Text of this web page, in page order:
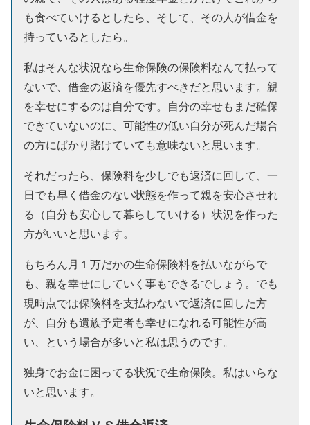
も食べていけるとしたら、そして、その人が借金を
持っているとしたら。
私はそんな状況なら生命保険の保険料なんて払って
ないで、借金の返済を優先すべきだと思います。親
を幸せにするのは自分です。自分の幸せもまだ確保
できていないのに、可能性の低い自分が死んだ場合
の方にばかり賭けていても意味ないと思います。
それだったら、保険料を少しでも返済に回して、一
日でも早く借金のない状態を作って親を安心させれ
る（自分も安心して暮らしていける）状況を作った
方がいいと思います。
もちろん月１万だかの生命保険料を払いながらで
も、親を幸せにしていく事もできるでしょう。でも
現時点では保険料を支払わないで返済に回した方
が、自分も遺族予定者も幸せになれる可能性が高
い、という場合が多いと私は思うのです。
独身でお金に困ってる状況で生命保険。私はいらな
いと思います。